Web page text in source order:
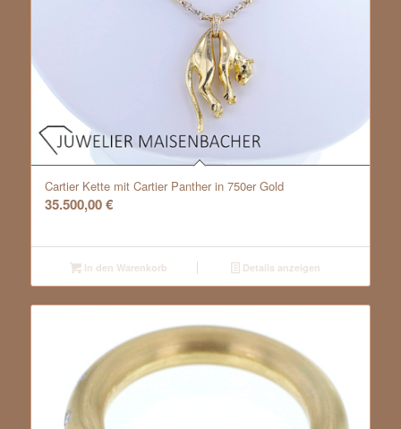
Cartier Kette mit Cartier Panther in 750er Gold
35.500,00€
In den Warenkorb Details anzeigen